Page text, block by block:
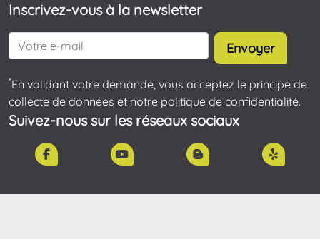
Inscrivez-vous à la newsletter
Envoyer
*En validant votre demande, vous acceptez le principe de
collecte de données et notre politique de confidentialité.
Suivez-nous sur les réseaux sociaux